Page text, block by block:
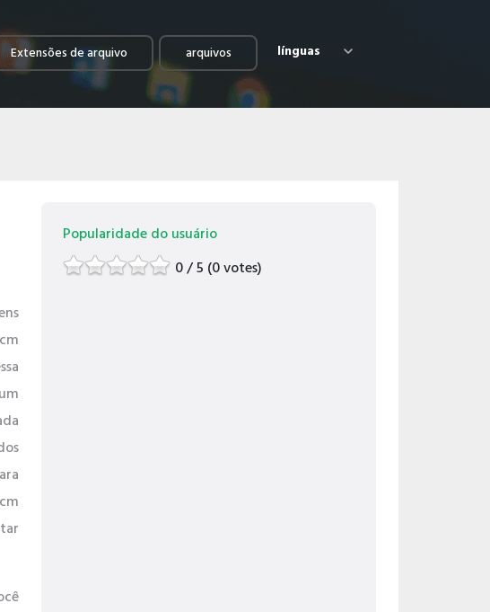
Extensões de arquivo arquivos línguas
Popularidade do usuário
0 / 5 (0 votes)